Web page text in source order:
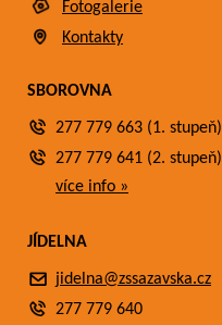
Fotogalerie
Kontakty
SBOROVNA
277 779 663 (1. stupeň)
277 779 641 (2. stupeň)
více info »
JÍDELNA
jidelna@zssazavska.cz
277 779 640